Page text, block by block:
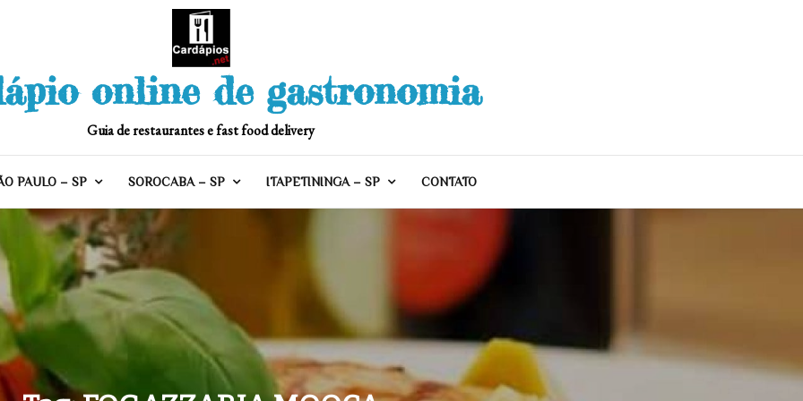
online de gastronomia
Guia de restaurantes e fast food delivery
PAULO – SP SOROCABA – SP ITAPETININGA – SP CONTATO